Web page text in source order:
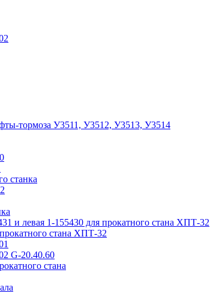
тормоза У3511, У3512, У3513, У3514
станка
и левая 1-155430 для прокатного стана ХПТ-32
стана ХПТ-32
G-20.40.60
стана